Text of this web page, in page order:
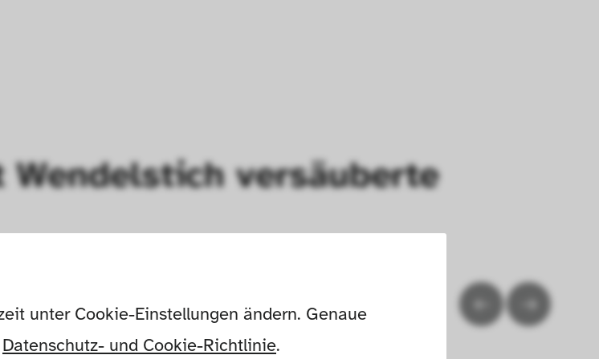
unter Cookie-Einstellungen ändern. Genaue
Datenschutz- und Cookie-Richtlinie.
versäuberte